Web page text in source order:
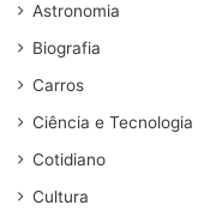
Astronomia
Biografia
Carros
Ciência e Tecnologia
Cotidiano
Cultura